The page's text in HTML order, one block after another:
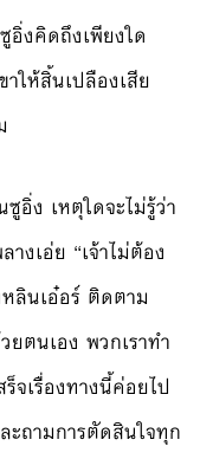
งคิดถึงเพียงใด
ให้สิ้นเปลืองเสีย
อิ่ง เหตุใดจะไม่รู้ว่า
งเอ่ย “เจ้าไม่ต้อง
ลินเอ๋อร์ ติดตาม
ตนเอง พวกเราทำ
จเรื่องทางนี้ค่อยไป
ะถามการตัดสินใจทุก